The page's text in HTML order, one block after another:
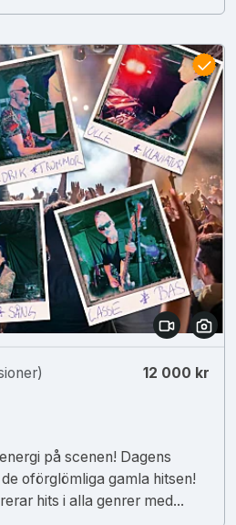
12 000 kr
på scenen! Dagens
oförglömliga gamla hitsen!
hits i alla genrer med...